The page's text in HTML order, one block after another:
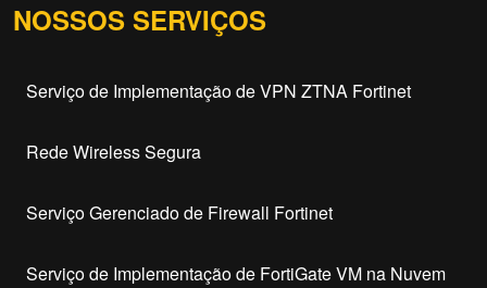
NOSSOS SERVIÇOS
Serviço de Implementação de VPN ZTNA Fortinet
Rede Wireless Segura
Serviço Gerenciado de Firewall Fortinet
Serviço de Implementação de FortiGate VM na Nuvem